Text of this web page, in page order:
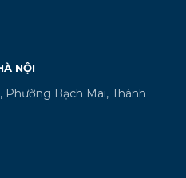
NỘI
Phường Bạch Mai, Thành